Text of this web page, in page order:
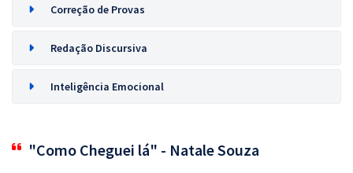
Correção de Provas
Redação Discursiva
Inteligência Emocional
"Como Cheguei lá" - Natale Souza